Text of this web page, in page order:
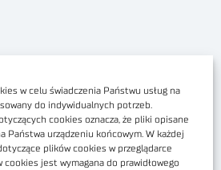
w celu świadczenia Państwu usług na
do indywidualnych potrzeb.
cookies oznacza, że pliki opisane
Państwa urządzeniu końcowym. W każdej
plików cookies w przeglądarce
jest wymagana do prawidłowego